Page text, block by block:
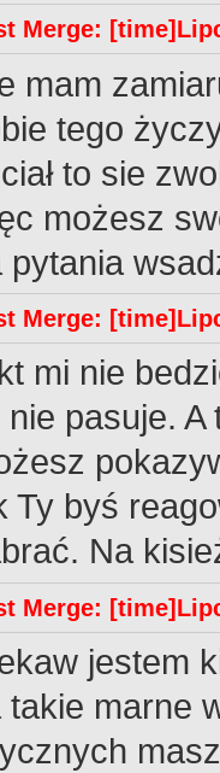
Merge:
mam
tego
to sie
możesz
pytania
Merge:
mi nie
nie pasuje.
Ty byś
Na
Merge:
jestem
takie marne